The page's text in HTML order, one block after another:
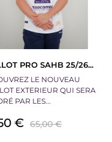
PRO SAHB 25/26...
LE NOUVEAU
EXTERIEUR QUI SERA
PAR LES...
€ Prix
65,00 €